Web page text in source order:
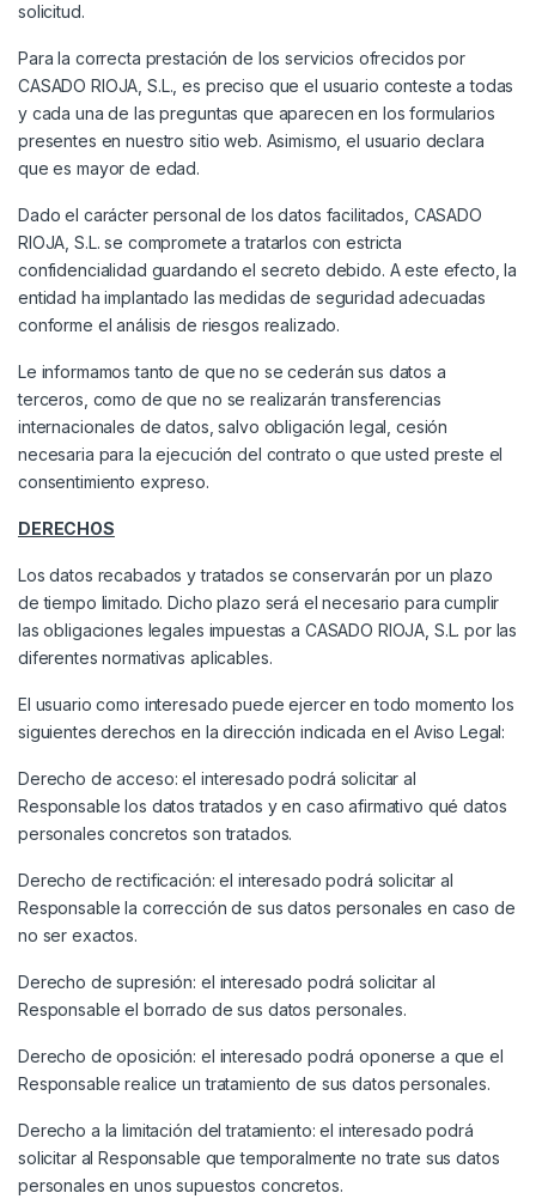
solicitud.
Para la correcta prestación de los servicios ofrecidos por
CASADO RIOJA, S.L., es preciso que el usuario conteste a todas
y cada una de las preguntas que aparecen en los formularios
presentes en nuestro sitio web. Asimismo, el usuario declara
que es mayor de edad.
Dado el carácter personal de los datos facilitados, CASADO
RIOJA, S.L. se compromete a tratarlos con estricta
confidencialidad guardando el secreto debido. A este efecto, la
entidad ha implantado las medidas de seguridad adecuadas
conforme el análisis de riesgos realizado.
Le informamos tanto de que no se cederán sus datos a
terceros, como de que no se realizarán transferencias
internacionales de datos, salvo obligación legal, cesión
necesaria para la ejecución del contrato o que usted preste el
consentimiento expreso.
DERECHOS
Los datos recabados y tratados se conservarán por un plazo
de tiempo limitado. Dicho plazo será el necesario para cumplir
las obligaciones legales impuestas a CASADO RIOJA, S.L. por las
diferentes normativas aplicables.
El usuario como interesado puede ejercer en todo momento los
siguientes derechos en la dirección indicada en el Aviso Legal:
Derecho de acceso: el interesado podrá solicitar al
Responsable los datos tratados y en caso afirmativo qué datos
personales concretos son tratados.
Derecho de rectificación: el interesado podrá solicitar al
Responsable la corrección de sus datos personales en caso de
no ser exactos.
Derecho de supresión: el interesado podrá solicitar al
Responsable el borrado de sus datos personales.
Derecho de oposición: el interesado podrá oponerse a que el
Responsable realice un tratamiento de sus datos personales.
Derecho a la limitación del tratamiento: el interesado podrá
solicitar al Responsable que temporalmente no trate sus datos
personales en unos supuestos concretos.